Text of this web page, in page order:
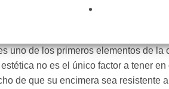
que podemos considerar la
uno de los primeros elementos de
no es el único factor a tener
de que su encimera sea resistente